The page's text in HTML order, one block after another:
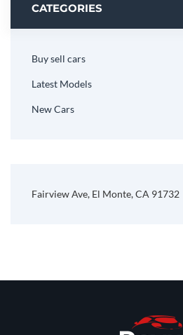
CATEGORIES
Buy sell cars
Latest Models
New Cars
Fairview Ave, El Monte, CA 91732